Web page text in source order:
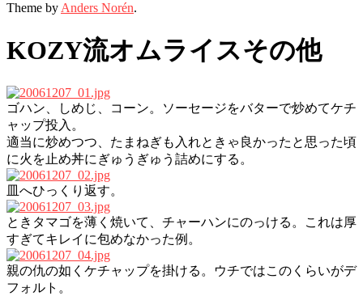
Theme by Anders Norén.
KOZY流オムライスその他
ゴハン、しめじ、コーン。ソーセージをバターで炒めてケチ
ャップ投入。
適当に炒めつつ、たまねぎも入れときゃ良かったと思った頃
に火を止め丼にぎゅうぎゅう詰めにする。
皿へひっくり返す。
ときタマゴを薄く焼いて、チャーハンにのっける。これは厚
すぎてキレイに包めなかった例。
親の仇の如くケチャップを掛ける。ウチではこのくらいがデ
フォルト。